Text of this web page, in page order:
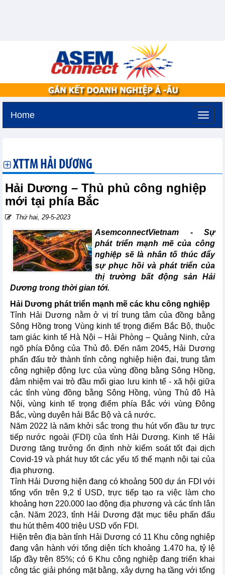
Home
XTTM HẢI DƯƠNG
Hải Dương – Thủ phủ công nghiệp
mới tại phía Bắc
Thứ hai, 29-5-2023
AsemconnectVietnam - Sự
phát triển mạnh mẽ của công
nghiệp sẽ là nhân tố thúc đẩy
sự phục hồi và phát triển của
thị trường bất động sản Hải
Dương trong thời gian tới.
Hải Dương phát triển mạnh mẽ các khu công nghiệp
Tỉnh Hải Dương nằm ở vị trí trung tâm của đồng bằng
Sông Hồng trong Vùng kinh tế trọng điểm Bắc Bộ, thuộc
tam giác kinh tế Hà Nội – Hải Phòng – Quảng Ninh, cửa
ngõ phía Đông của Thủ đô. Đến năm 2045, Hải Dương
phấn đấu trở thành tỉnh công nghiệp hiện đại, trung tâm
công nghiệp động lực của vùng đồng bằng Sông Hồng,
đảm nhiệm vai trò đầu mối giao lưu kinh tế - xã hội giữa
các tỉnh vùng đồng bằng Sông Hồng, vùng Thủ đô Hà
Nội, vùng kinh tế trọng điểm phía Bắc với vùng Đông
Bắc, vùng duyên hải Bắc Bộ và cả nước.
Năm 2022 là năm khởi sắc trong thu hút vốn đầu tư trực
tiếp nước ngoài (FDI) của tỉnh Hải Dương. Kinh tế Hải
Dương tăng trưởng ổn định nhờ kiểm soát tốt đại dịch
Covid-19 và phát huy tốt các yếu tố thế mạnh nội tại của
địa phương.
Tỉnh Hải Dương hiện đang có khoảng 500 dự án FDI với
tổng vốn trên 9,2 tỉ USD, trực tiếp tạo ra việc làm cho
khoảng hơn 220.000 lao động địa phương và các tỉnh lân
cận. Năm 2023, tỉnh Hải Dương đặt mục tiêu phấn đấu
thu hút thêm 400 triệu USD vốn FDI.
Hiện trên địa bàn tỉnh Hải Dương có 11 Khu công nghiệp
đang vận hành với tổng diện tích khoảng 1.470 ha, tỷ lệ
lấp đầy trên 85%; có 6 Khu công nghiệp đang triển khai
công tác giải phóng mặt bằng, xây dựng hạ tầng với tổng